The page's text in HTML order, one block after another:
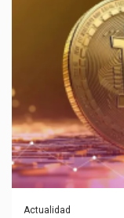
Actualidad